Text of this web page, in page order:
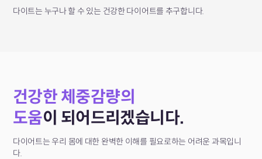
다이트는 누구나 할 수 있는 건강한 다이어트를 추구합니다.
건강한 체중감량의
도움이 되어드리겠습니다.
다이어트는 우리 몸에 대한 완벽한 이해를 필요로하는 어려운 과목입니
다.